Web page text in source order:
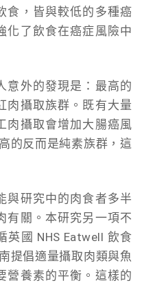
食，皆與較低的多種癌
化了飲食在癌症風險中
意外的發現是：最高的
肉攝取族群。既有大量
肉攝取會增加大腸癌風
的反而是純素族群，這
與研究中的肉食者多半
有關。本研究另一項不
英國 NHS Eatwell 飲食
提倡適量攝取肉類與魚
營養素的平衡。這樣的